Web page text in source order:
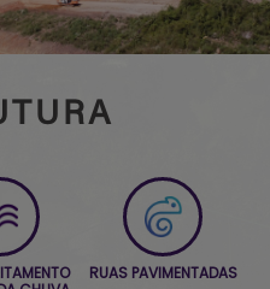
RUAS PAVIMENTADAS